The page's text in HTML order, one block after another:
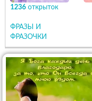
1236 открыток
ФРАЗЫ И
ФРАЗОЧКИ